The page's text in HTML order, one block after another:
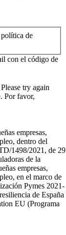
de
con el código de
try again
Por favor,
empresas,
dentro del
1498/2021, de 29
de la
empresas,
en el marco de
Pymes 2021-
de España
EU (Programa